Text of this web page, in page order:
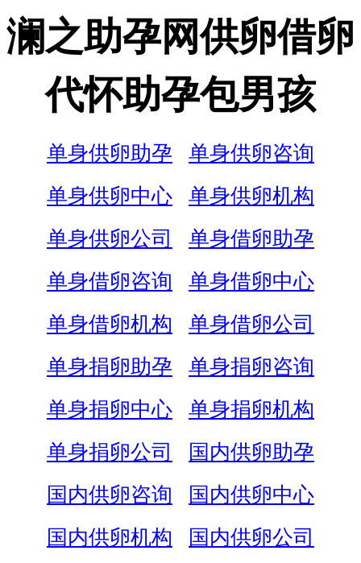
澜之助孕网供卵借卵
代怀助孕包男孩
单身供卵助孕
单身供卵咨询
单身供卵中心
单身供卵机构
单身供卵公司
单身借卵助孕
单身借卵咨询
单身借卵中心
单身借卵机构
单身借卵公司
单身捐卵助孕
单身捐卵咨询
单身捐卵中心
单身捐卵机构
单身捐卵公司
国内供卵助孕
国内供卵咨询
国内供卵中心
国内供卵机构
国内供卵公司